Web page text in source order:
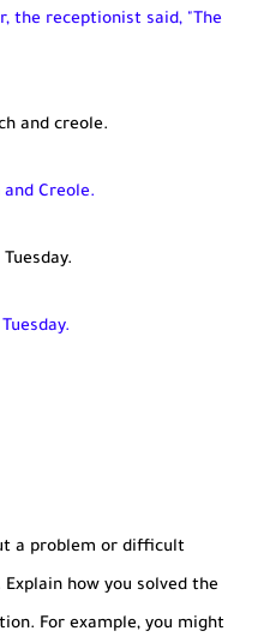
the receptionist said, "The
and creole.
Creole.
a problem or difficult
how you solved the
For example, you might